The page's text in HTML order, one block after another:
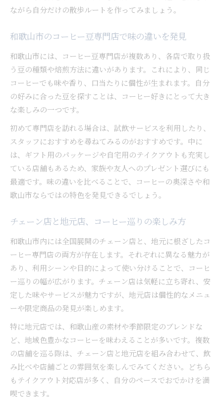
ながら自分だけの散歩ルートを作ってみましょう。
和歌山市のコーヒー豆専門店で味の違いを発見
和歌山市には、コーヒー豆専門店が複数あり、各店で取り扱
う豆の種類や焙煎方法に違いがあります。これにより、同じ
コーヒーでも味や香り、口当たりに個性が生まれます。自分
の好みに合った豆を探すことは、コーヒー好きにとって大き
な楽しみの一つです。
初めて専門店を訪れる場合は、試飲サービスを利用したり、
スタッフにおすすめを尋ねてみるのがおすすめです。中に
は、ギフト用のパッケージや自宅用のテイクアウトも充実し
ている店舗もあるため、家族や友人へのプレゼント選びにも
最適です。味の違いを比べることで、コーヒーの奥深さや和
歌山市ならではの特色を発見できるでしょう。
チェーン店と地元店、コーヒー巡りの楽しみ方
和歌山市内には全国展開のチェーン店と、地元に根ざしたコ
ーヒー専門店の両方が存在します。それぞれに異なる魅力が
あり、利用シーンや目的によって使い分けることで、コーヒ
ー巡りの幅が広がります。チェーン店は気軽に立ち寄れ、安
定した味やサービスが魅力ですが、地元店は個性的なメニュ
ーや限定商品の発見が楽しめます。
特に地元店では、和歌山産の素材や季節限定のブレンドな
ど、地域色豊かなコーヒーを味わえることが多いです。複数
の店舗を巡る際は、チェーン店と地元店を組み合わせて、飲
み比べや店舗ごとの雰囲気を楽しんでみてください。どちら
もテイクアウト対応店が多く、自分のペースでおでかけを満
喫できます。